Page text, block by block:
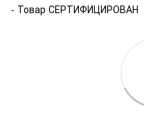
- Товар СЕРТИФИЦИРОВАН